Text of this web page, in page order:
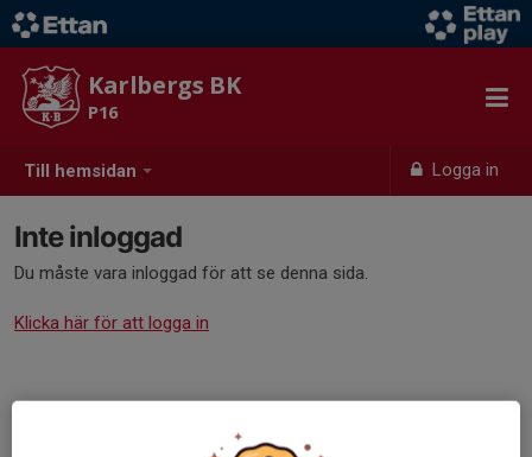
Till hemsidan Logga in
Karlbergs BK
P16
Inte inloggad
Du måste vara inloggad för att se denna sida.
Klicka här för att logga in